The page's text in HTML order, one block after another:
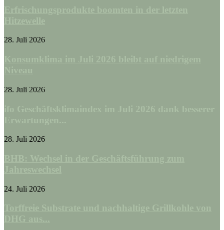
28. Juli 2026
28. Juli 2026
28. Juli 2026
24. Juli 2026